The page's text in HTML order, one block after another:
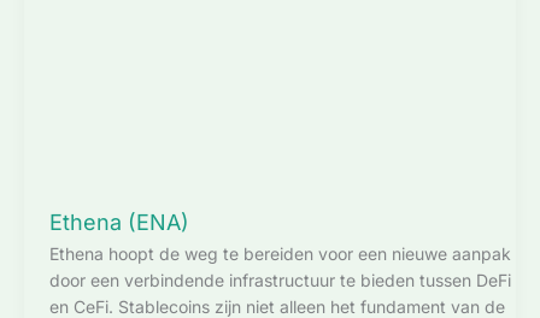
Ethena (ENA)
Ethena hoopt de weg te bereiden voor een nieuwe aanpak
door een verbindende infrastructuur te bieden tussen DeFi
en CeFi. Stablecoins zijn niet alleen het fundament van de